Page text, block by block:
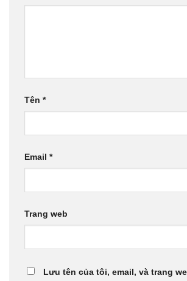
Tên *
Email *
Trang web
Lưu tên của tôi, email, và trang